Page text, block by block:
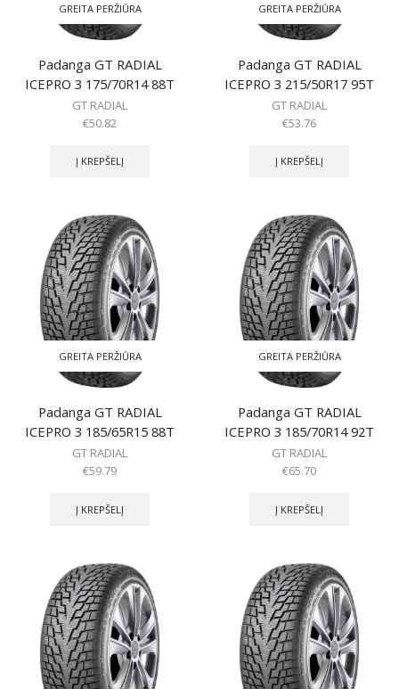
GREITA PERŽIŪRA
Padanga GT RADIAL
ICEPRO 3 175/70R14 88T
GT RADIAL
€50.82
Į KREPŠELĮ
GREITA PERŽIŪRA
Padanga GT RADIAL
ICEPRO 3 215/50R17 95T
GT RADIAL
€53.76
Į KREPŠELĮ
GREITA PERŽIŪRA
Padanga GT RADIAL
ICEPRO 3 185/65R15 88T
GT RADIAL
€59.79
Į KREPŠELĮ
GREITA PERŽIŪRA
Padanga GT RADIAL
ICEPRO 3 185/70R14 92T
GT RADIAL
€65.70
Į KREPŠELĮ